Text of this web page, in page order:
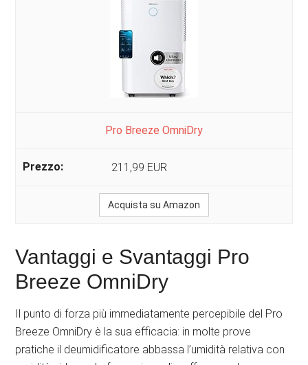
Pro Breeze OmniDry
211,99 EUR
Acquista su Amazon
Vantaggi e Svantaggi Pro
Breeze OmniDry
Il punto di forza più immediatamente percepibile del Pro
Breeze OmniDry è la sua efficacia: in molte prove
pratiche il deumidificatore abbassa l’umidità relativa con